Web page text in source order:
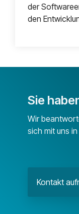
der
den
Sie
Wir
sich mit uns
Kontakt